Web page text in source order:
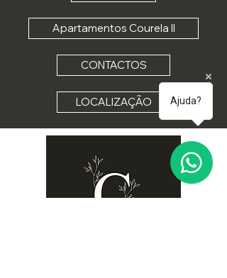
Apartamentos Courela II
CONTACTOS
LOCALIZAÇÃO Ajuda?